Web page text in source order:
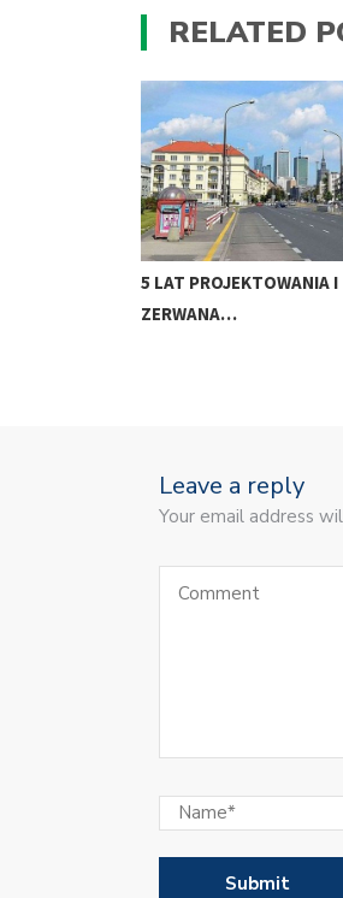
RELATED
5 LAT PROJEKTOWANIA I
ZERWANA…
Leave a reply
Your email address